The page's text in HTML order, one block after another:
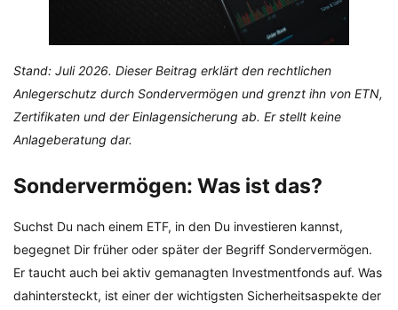
Stand: Juli 2026. Dieser Beitrag erklärt den rechtlichen
Anlegerschutz durch Sondervermögen und grenzt ihn von ETN,
Zertifikaten und der Einlagensicherung ab. Er stellt keine
Anlageberatung dar.
Sondervermögen: Was ist das?
Suchst Du nach einem ETF, in den Du investieren kannst,
begegnet Dir früher oder später der Begriff Sondervermögen.
Er taucht auch bei aktiv gemanagten Investmentfonds auf. Was
dahintersteckt, ist einer der wichtigsten Sicherheitsaspekte der